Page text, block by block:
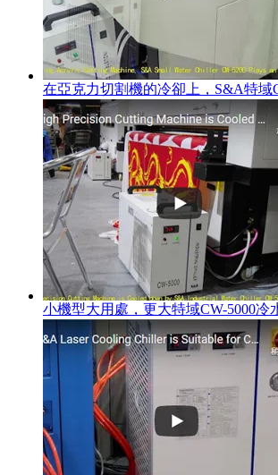
在亞克力切割機的冷卻上，S&A特域
小機型大用處，更大特域CW-5000冷